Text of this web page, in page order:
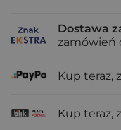
Dostawa
zamówień
Kup teraz,
Kup teraz,